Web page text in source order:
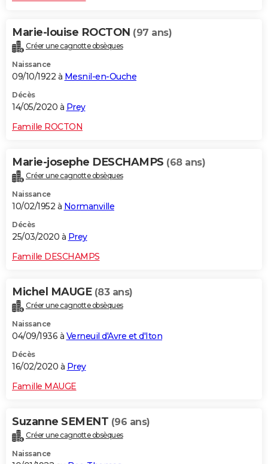
Marie-louise ROCTON (97 ans)
Créer une cagnotte obsèques
Naissance
09/10/1922 à Mesnil-en-Ouche
Décès
14/05/2020 à Prey
Famille ROCTON
Marie-josephe DESCHAMPS (68 ans)
Créer une cagnotte obsèques
Naissance
10/02/1952 à Normanville
Décès
25/03/2020 à Prey
Famille DESCHAMPS
Michel MAUGE (83 ans)
Créer une cagnotte obsèques
Naissance
04/09/1936 à Verneuil d'Avre et d'Iton
Décès
16/02/2020 à Prey
Famille MAUGE
Suzanne SEMENT (96 ans)
Créer une cagnotte obsèques
Naissance